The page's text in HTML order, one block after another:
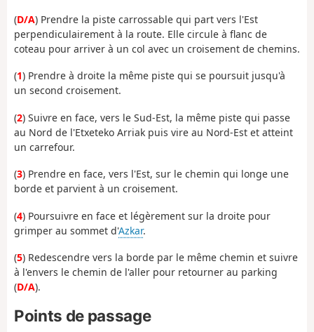
(D/A) Prendre la piste carrossable qui part vers l'Est
perpendiculairement à la route. Elle circule à flanc de
coteau pour arriver à un col avec un croisement de chemins.
(1) Prendre à droite la même piste qui se poursuit jusqu'à
un second croisement.
(2) Suivre en face, vers le Sud-Est, la même piste qui passe
au Nord de l'Etxeteko Arriak puis vire au Nord-Est et atteint
un carrefour.
(3) Prendre en face, vers l'Est, sur le chemin qui longe une
borde et parvient à un croisement.
(4) Poursuivre en face et légèrement sur la droite pour
grimper au sommet d'Azkar.
(5) Redescendre vers la borde par le même chemin et suivre
à l'envers le chemin de l'aller pour retourner au parking
(D/A).
Points de passage